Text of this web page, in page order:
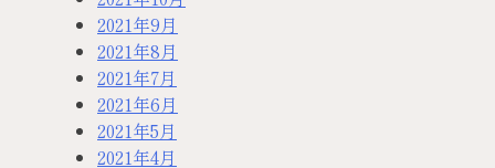
2021年9月
2021年8月
2021年7月
2021年6月
2021年5月
2021年4月